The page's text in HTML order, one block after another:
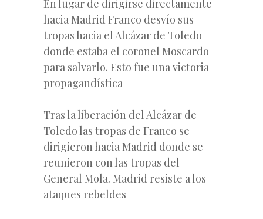
En lugar de dirigirse directamente
hacia Madrid Franco desvío sus
tropas hacia el Alcázar de Toledo
donde estaba el coronel Moscardo
para salvarlo. Esto fue una victoria
propagandística
Tras la liberación del Alcázar de
Toledo las tropas de Franco se
dirigieron hacia Madrid donde se
reunieron con las tropas del
General Mola. Madrid resiste a los
ataques rebeldes